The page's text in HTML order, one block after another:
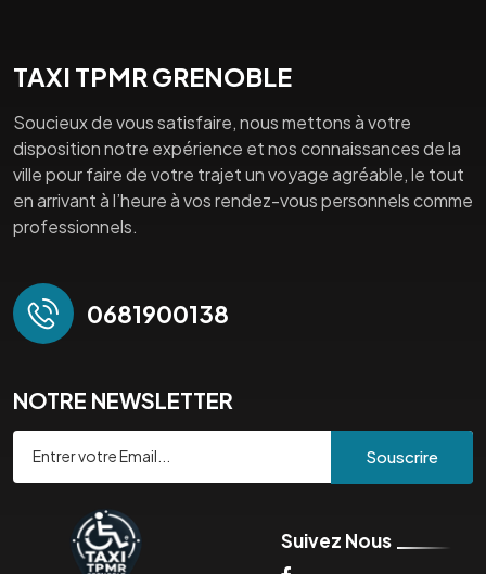
TAXI TPMR GRENOBLE
Soucieux de vous satisfaire, nous mettons à votre
disposition notre expérience et nos connaissances de la
ville pour faire de votre trajet un voyage agréable, le tout
en arrivant à l’heure à vos rendez-vous personnels comme
professionnels.
0681900138
NOTRE NEWSLETTER
Souscrire
Suivez Nous